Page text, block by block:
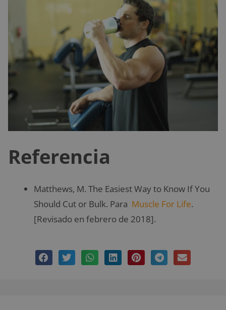
Referencia
Matthews, M. The Easiest Way to Know If You
Should Cut or Bulk. Para Muscle For Life.
[Revisado en febrero de 2018].